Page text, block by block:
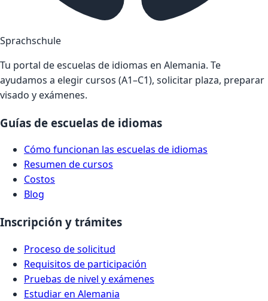
Sprachschule
Tu portal de escuelas de idiomas en Alemania. Te
ayudamos a elegir cursos (A1–C1), solicitar plaza, preparar
visado y exámenes.
Guías de escuelas de idiomas
Cómo funcionan las escuelas de idiomas
Resumen de cursos
Costos
Blog
Inscripción y trámites
Proceso de solicitud
Requisitos de participación
Pruebas de nivel y exámenes
Estudiar en Alemania